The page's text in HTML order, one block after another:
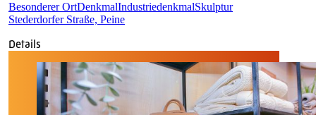
Besonderer OrtDenkmalIndustriedenkmalSkulptur
Stederdorfer Straße, Peine
Details